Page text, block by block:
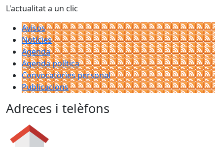
L'actualitat a un clic
Avisos
Notícies
Agenda
Agenda política
Convocatòries personal
Publicacions
Adreces i telèfons